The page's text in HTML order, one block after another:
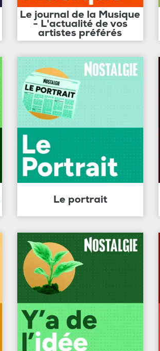
Le journal de la Musique
- L'actualité de vos
artistes préférés
Le portrait